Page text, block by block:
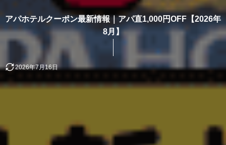
アパホテルクーポン最新情報｜アパ直1,000円OFF【2026年
8月】
2026年7月16日